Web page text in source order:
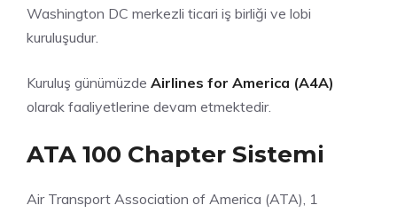
Washington DC merkezli ticari iş birliği ve lobi
kuruluşudur.
Kuruluş günümüzde Airlines for America (A4A)
olarak faaliyetlerine devam etmektedir.
ATA 100 Chapter Sistemi
Air Transport Association of America (ATA), 1